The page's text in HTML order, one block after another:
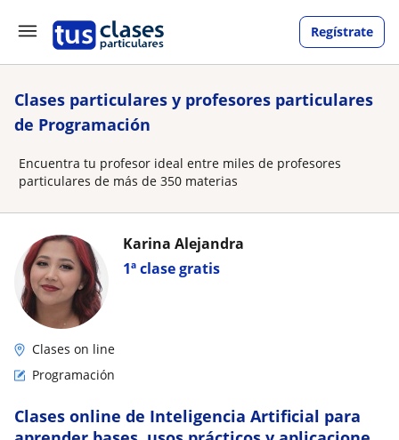
Regístrate
Clases particulares y profesores particulares
de Programación
Encuentra tu profesor ideal entre miles de profesores
particulares de más de 350 materias
1ª clase gratis
Karina Alejandra
Clases on line
Programación
Clases online de Inteligencia Artificial para